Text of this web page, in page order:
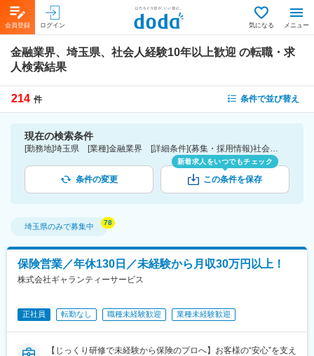
会員登録 ログイン 気になる メニュー
金融業界、埼玉県、社会人経験10年以上歓迎 の転職・求
人検索結果
214 件 条件で並び替え
現在の検索条件
[勤務地]埼玉県 [業種]金融業界 [詳細条件](募集・採用情報)社会人経験10年以上歓迎
条件の変更
新着求人をいつでもチェック
この条件を保存
埼玉県のみで募集中
保険営業／年休130日／未経験から月収30万円以上！
株式会社ギャランティーサービス
正社員 転勤なし 職種未経験歓迎 業種未経験歓迎
【じっくり研修で未経験から保険のプロへ】お客様の“安心”を支え